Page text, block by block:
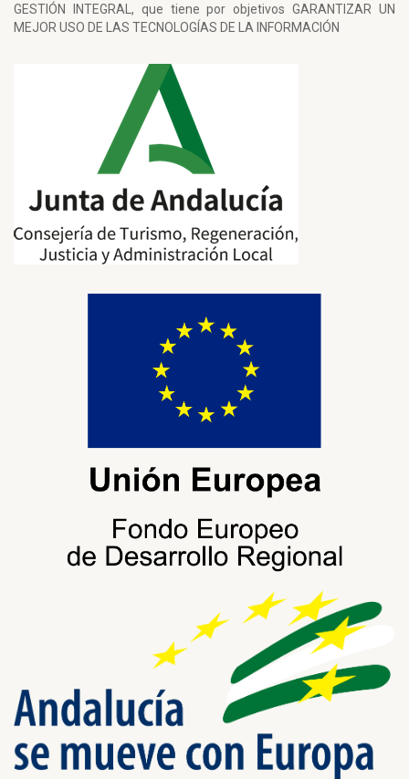
GESTIÓN INTEGRAL, que tiene por objetivos GARANTIZAR UN
MEJOR USO DE LAS TECNOLOGÍAS DE LA INFORMACIÓN